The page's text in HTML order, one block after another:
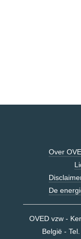
Over
De
OVED vzw -
België -